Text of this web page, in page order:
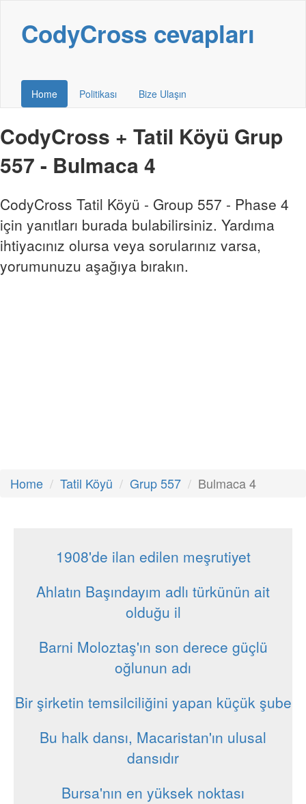
CodyCross cevapları
Home Politikası Bize Ulaşın
CodyCross + Tatil Köyü Grup
557 - Bulmaca 4
CodyCross Tatil Köyü - Group 557 - Phase 4
için yanıtları burada bulabilirsiniz. Yardıma
ihtiyacınız olursa veya sorularınız varsa,
yorumunuzu aşağıya bırakın.
Home Tatil Köyü Grup 557 Bulmaca 4
1908'de ilan edilen meşrutiyet
Ahlatın Başındayım adlı türkünün ait
olduğu il
Barni Moloztaş'ın son derece güçlü
oğlunun adı
Bir şirketin temsilciliğini yapan küçük şube
Bu halk dansı, Macaristan'ın ulusal
dansıdır
Bursa'nın en yüksek noktası